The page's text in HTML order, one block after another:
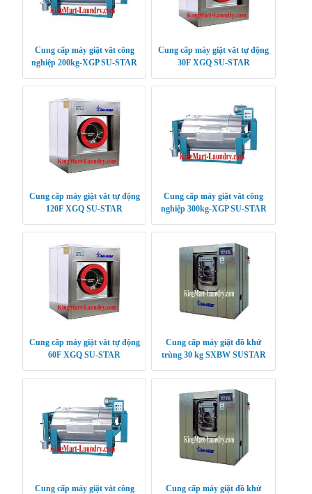
Cung cấp máy giặt vắt công
nghiệp 200kg-XGP SU-STAR
Cung cấp máy giặt vắt tự động
30F XGQ SU-STAR
Cung cấp máy giặt vắt tự động
120F XGQ SU-STAR
Cung cấp máy giặt vắt công
nghiệp 300kg-XGP SU-STAR
Cung cấp máy giặt vắt tự động
60F XGQ SU-STAR
Cung cấp máy giặt đồ khử
trùng 30 kg SXBW SUSTAR
Cung cấp máy giặt vắt công
Cung cấp máy giặt đồ khử